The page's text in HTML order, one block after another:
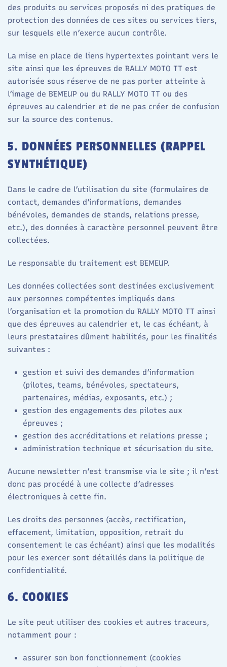
des produits ou services proposés ni des pratiques de
protection des données de ces sites ou services tiers,
sur lesquels elle n’exerce aucun contrôle.
La mise en place de liens hypertextes pointant vers le
site ainsi que les épreuves de RALLY MOTO TT est
autorisée sous réserve de ne pas porter atteinte à
l’image de BEMEUP ou du RALLY MOTO TT ou des
épreuves au calendrier et de ne pas créer de confusion
sur la source des contenus.
5. DONNÉES PERSONNELLES (RAPPEL
SYNTHÉTIQUE)
Dans le cadre de l’utilisation du site (formulaires de
contact, demandes d’informations, demandes
bénévoles, demandes de stands, relations presse,
etc.), des données à caractère personnel peuvent être
collectées.
Le responsable du traitement est BEMEUP.
Les données collectées sont destinées exclusivement
aux personnes compétentes impliqués dans
l’organisation et la promotion du RALLY MOTO TT ainsi
que des épreuves au calendrier et, le cas échéant, à
leurs prestataires dûment habilités, pour les finalités
suivantes :
gestion et suivi des demandes d’information
(pilotes, teams, bénévoles, spectateurs,
partenaires, médias, exposants, etc.) ;
gestion des engagements des pilotes aux
épreuves ;
gestion des accréditations et relations presse ;
administration technique et sécurisation du site.
Aucune newsletter n’est transmise via le site ; il n’est
donc pas procédé à une collecte d’adresses
électroniques à cette fin.
Les droits des personnes (accès, rectification,
effacement, limitation, opposition, retrait du
consentement le cas échéant) ainsi que les modalités
pour les exercer sont détaillés dans la politique de
confidentialité.
6. COOKIES
Le site peut utiliser des cookies et autres traceurs,
notamment pour :
assurer son bon fonctionnement (cookies